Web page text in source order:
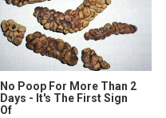
No Poop For More Than 2
Days - It's The First Sign
Of